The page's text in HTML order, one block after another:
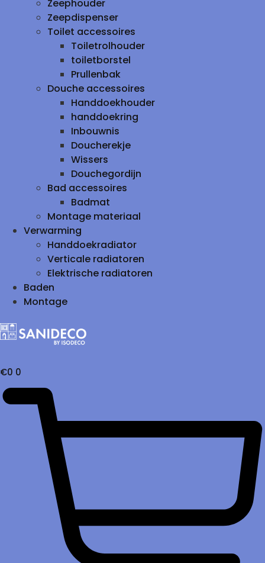
Zeephouder
Zeepdispenser
Toilet accessoires
Toiletrolhouder
toiletborstel
Prullenbak
Douche accessoires
Handdoekhouder
handdoekring
Inbouwnis
Doucherekje
Wissers
Douchegordijn
Bad accessoires
Badmat
Montage materiaal
Verwarming
Handdoekradiator
Verticale radiatoren
Elektrische radiatoren
Baden
Montage
€0 0